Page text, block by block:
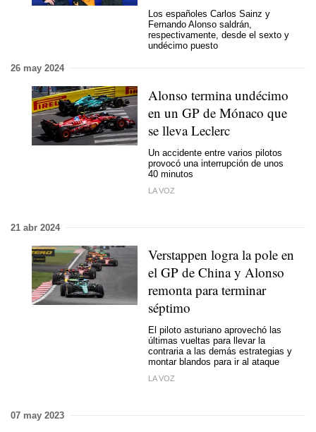
Los españoles Carlos Sainz y
Fernando Alonso saldrán,
respectivamente, desde el sexto y
undécimo puesto
26 may 2024
Alonso termina undécimo
en un GP de Mónaco que
se lleva Leclerc
Un accidente entre varios pilotos
provocó una interrupción de unos
40 minutos
LA VOZ
21 abr 2024
Verstappen logra la pole en
el GP de China y Alonso
remonta para terminar
séptimo
El piloto asturiano aprovechó las
últimas vueltas para llevar la
contraria a las demás estrategias y
montar blandos para ir al ataque
LA VOZ
07 may 2023